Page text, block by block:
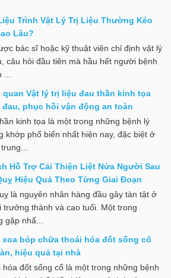
Trình Vật Lý Trị Liệu Thường Kéo
Lâu?
bác sĩ hoặc kỹ thuật viên chỉ định vật lý
câu hỏi đầu tiên mà hầu hết người bệnh
...
quan Vật lý trị liệu đau thần kinh tọa
đau, phục hồi vận động an toàn
kinh tọa là một trong những bệnh lý
khớp phổ biến nhất hiện nay, đặc biệt ở
Hỗ Trợ Cải Thiện Liệt Nửa Người Sau
Hiệu Quả Theo Từng Giai Đoạn
là nguyên nhân hàng đầu gây tàn tật ở
trưởng thành và cao tuổi. Một trong
gặp nhấ...
xoa bóp chữa thoái hóa đốt sống cổ
hiệu quả tại nhà
hóa đốt sống cổ là một trong những bệnh